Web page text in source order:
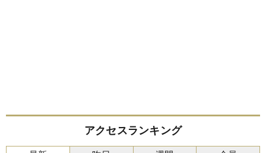
アクセスランキング